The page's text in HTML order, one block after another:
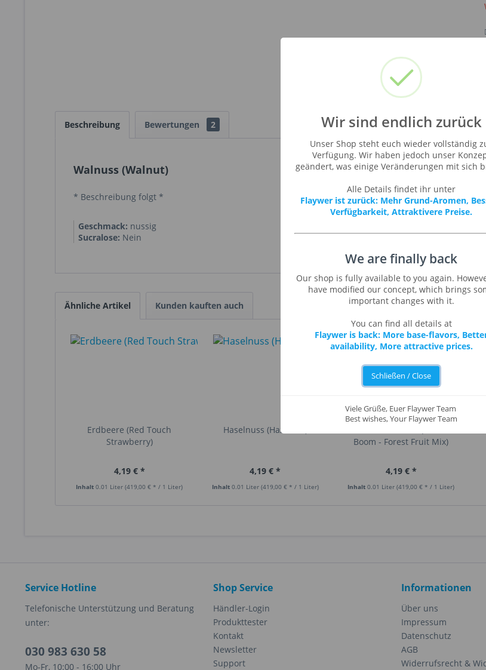
Beschreibung Bewertungen 2
Walnuss (Walnut)
* Beschreibung folgt *
Geschmack: nussig
Sucralose: Nein
Ähnliche Artikel Kunden kauften auch
Erdbeere (Red Touch
Strawberry)
4,19 € *
Inhalt0.01 Liter(419,00 € * / 1 Liter)
Haselnuss (Hazelnut)
4,19 € *
Inhalt 0.01 Liter (419,00 € * / 1 Liter)
Boom - Forest Fruit Mix)
4,19 € *
Inhalt0.01 Liter(419,00 € * / 1 Liter)
Service Hotline
Telefonische Unterstützung und Beratung
unter:
030 983 630 58
Mo-Fr, 10:00 - 16:00 Uhr
Shop Service
Händler-Login
Produkttester
Kontakt
Newsletter
Support
Informationen
Über uns
Impressum
Datenschutz
AGB
Widerrufsrecht &
Wir sind endlich zurück
Unser Shop steht euch wieder vollständig
Verfügung. Wir haben jedoch unser
geändert, was einige Veränderungen mit sich
Alle Details findet ihr unter
Flaywer ist zurück: Mehr Grund-Aromen,
Verfügbarkeit, Attraktivere Preise.
We are finally back
Our shop is fully available to you again.
have modified our concept, which brings
important changes with it.
You can find all details at
Flaywer is back: More base-flavors,
availability, More attractive prices.
Schließen / Close
Viele Grüße, Euer Flaywer Team
Best wishes, Your Flaywer Team